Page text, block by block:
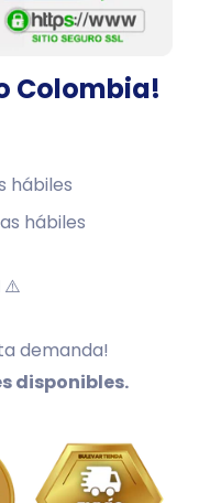
Colombia!
hábiles
hábiles
⚠️
demanda!
disponibles.